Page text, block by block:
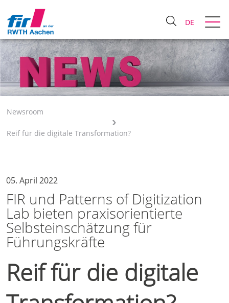
DE
Newsroom
Reif für die digitale Transformation?
05. April 2022
FIR und Patterns of Digitization
Lab bieten praxisorientierte
Selbsteinschätzung für
Führungskräfte
Reif für die digitale